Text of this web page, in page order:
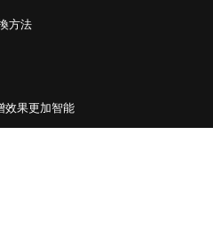
方法
效果更加智能